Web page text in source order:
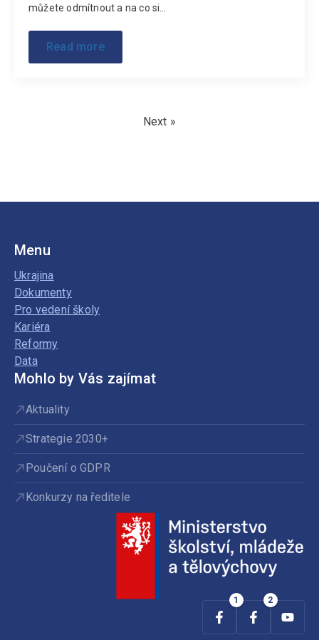
můžete odmítnout a na co si…
Read more
Next »
Menu
Ukrajina
Dokumenty
Pro vedení školy
Kariéra
Reformy
Data
Mohlo by Vás zajímat
Aktuality
Strategie 2030+
Poučení o GDPR
Konkurzy na ředitele